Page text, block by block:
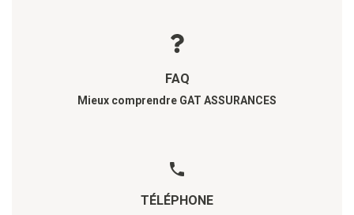
FAQ
Mieux comprendre GAT ASSURANCES
TÉLÉPHONE